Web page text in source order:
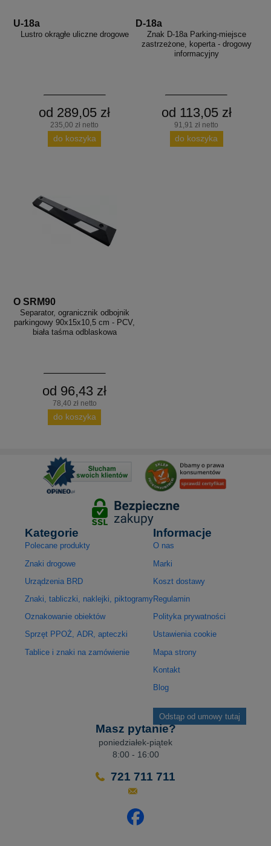
U-18a
Lustro okrągłe uliczne drogowe
od 289,05 zł
235,00 zł netto
do koszyka
D-18a
Znak D-18a Parking-miejsce
zastrzeżone, koperta - drogowy
informacyjny
od 113,05 zł
91,91 zł netto
do koszyka
O SRM90
Separator, ogranicznik odbojnik
parkingowy 90x15x10,5 cm - PCV,
biała taśma odblaskowa
od 96,43 zł
78,40 zł netto
do koszyka
Kategorie
Polecane produkty
Znaki drogowe
Urządzenia BRD
Znaki, tabliczki, naklejki, piktogramy
Oznakowanie obiektów
Sprzęt PPOŻ, ADR, apteczki
Tablice i znaki na zamówienie
Informacje
O nas
Marki
Koszt dostawy
Regulamin
Polityka prywatności
Ustawienia cookie
Mapa strony
Kontakt
Blog
Odstąp od umowy tutaj
Masz pytanie?
poniedziałek-piątek
8:00 - 16:00
721 711 711
Odwiedź nasz profil na